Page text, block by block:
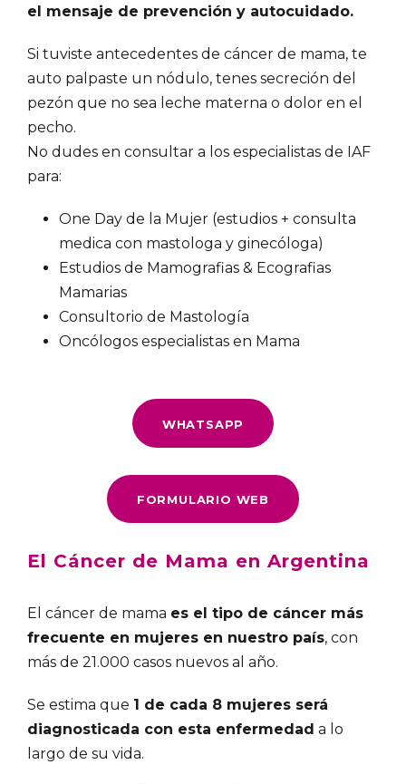
el mensaje de prevención y autocuidado.
Si tuviste antecedentes de cáncer de mama, te
auto palpaste un nódulo, tenes secreción del
pezón que no sea leche materna o dolor en el
pecho.
No dudes en consultar a los especialistas de IAF
para:
One Day de la Mujer (estudios + consulta
medica con mastologa y ginecóloga)
Estudios de Mamografias & Ecografias
Mamarias
Consultorio de Mastología
Oncólogos especialistas en Mama
WHATSAPP
FORMULARIO WEB
El Cáncer de Mama en Argentina
El cáncer de mama es el tipo de cáncer más
frecuente en mujeres en nuestro país, con
más de 21.000 casos nuevos al año.
Se estima que 1 de cada 8 mujeres será
diagnosticada con esta enfermedad a lo
largo de su vida.